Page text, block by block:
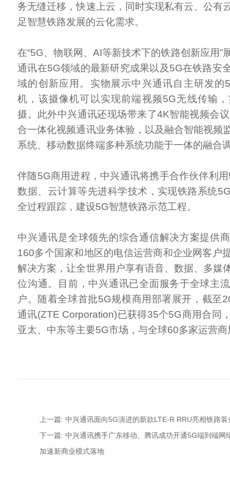
务无缝迁移，快速上云，同时实现私有云、公有
足智慧铁路发展的云化需求。
在“5G、物联网、AI等新技术下的铁路创新应用”
通讯在5G领域的最新研究成果以及5G在铁路安
域的创新应用。实物展示中兴通讯自主研发的
机，该摄像机可以实现前端视频5G无线传输
摄。此外中兴通讯还现场带来了4K智能视频会
合一体化视频通讯业务体验，以及融合智能视频
系统、移动数据终端多种系统功能于一体的融合
伴随5G商用进程，中兴通讯将携手合作伙伴利
数据、云计算等先进科学技术，实现铁路系统
全过程跟踪，建设5G智慧铁路示范工程。
中兴通讯是全球领先的综合通信解决方案提供
160多个国家和地区的电信运营商和企业网客户
解决方案，让全世界用户享有语音、数据、多媒
位沟通。目前，中兴通讯已全面服务于全球主
户。随着全球首批5G规模商用部署展开，截至
通讯(ZTE Corporation)已获得35个5G商用合同
亚太、中东等主要5G市场，与全球60多家运营
上一篇: 中兴通讯面向5G演进的新款LTE-R RRU亮相铁路装
下一篇: 中兴通讯携手广东移动、腾讯成功开通5G端到端网
加速新商业模式落地